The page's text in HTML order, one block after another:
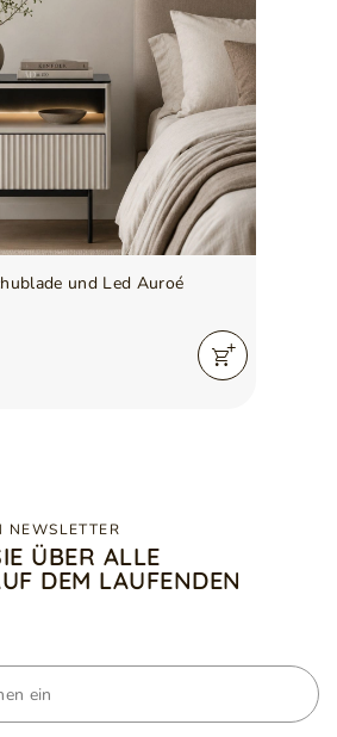
und Led Auroé
NEWSLETTER
ÜBER ALLE
DEM LAUFENDEN